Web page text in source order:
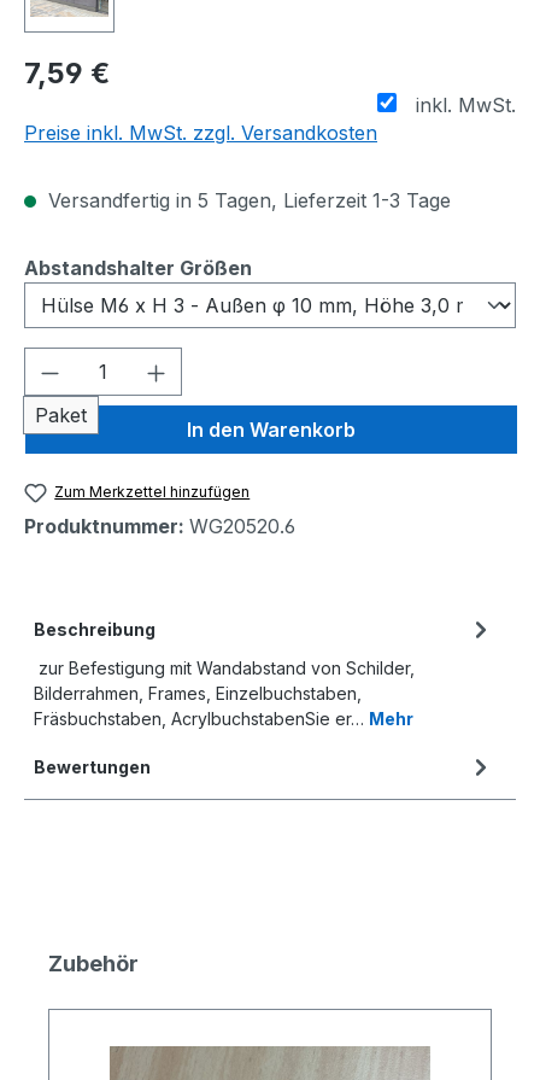
7,59 €
inkl. MwSt.
Preise inkl. MwSt. zzgl. Versandkosten
Versandfertig in 5 Tagen, Lieferzeit 1-3 Tage
Abstandshalter Größen
Produkt Anzahl: Gib den
Paket
In den Warenkorb
Zum Merkzettel hinzufügen
Produktnummer: WG20520.6
Beschreibung
zur Befestigung mit Wandabstand von Schilder,
Bilderrahmen, Frames, Einzelbuchstaben,
Fräsbuchstaben, AcrylbuchstabenSie er… Mehr
Bewertungen
Produktgalerie überspringen
Zubehör